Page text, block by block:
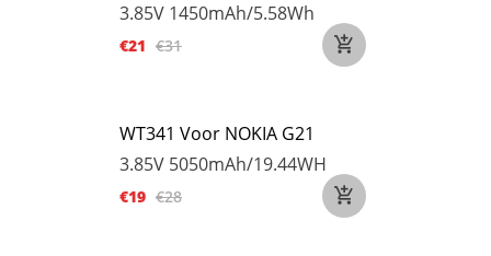
3.85V 1450mAh/5.58Wh
€21 €31
WT341 Voor NOKIA G21
3.85V 5050mAh/19.44WH
€19 €28